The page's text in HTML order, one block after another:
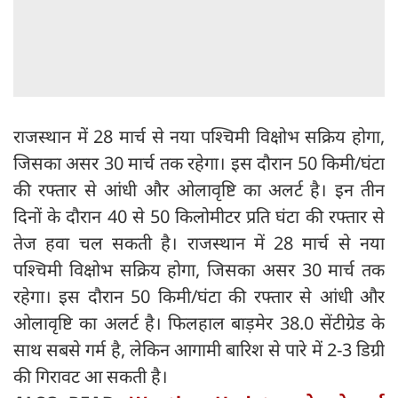
राजस्थान में 28 मार्च से नया पश्चिमी विक्षोभ सक्रिय होगा,
जिसका असर 30 मार्च तक रहेगा। इस दौरान 50 किमी/घंटा
की रफ्तार से आंधी और ओलावृष्टि का अलर्ट है। इन तीन
दिनों के दौरान 40 से 50 किलोमीटर प्रति घंटा की रफ्तार से
तेज हवा चल सकती है। राजस्थान में 28 मार्च से नया
पश्चिमी विक्षोभ सक्रिय होगा, जिसका असर 30 मार्च तक
रहेगा। इस दौरान 50 किमी/घंटा की रफ्तार से आंधी और
ओलावृष्टि का अलर्ट है। फिलहाल बाड़मेर 38.0 सेंटीग्रेड के
साथ सबसे गर्म है, लेकिन आगामी बारिश से पारे में 2-3 डिग्री
की गिरावट आ सकती है।